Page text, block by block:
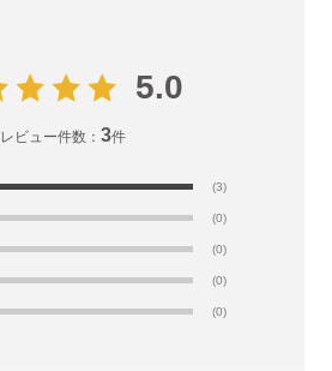
5.0
レビュー件数：3件
(3)
(0)
(0)
(0)
(0)